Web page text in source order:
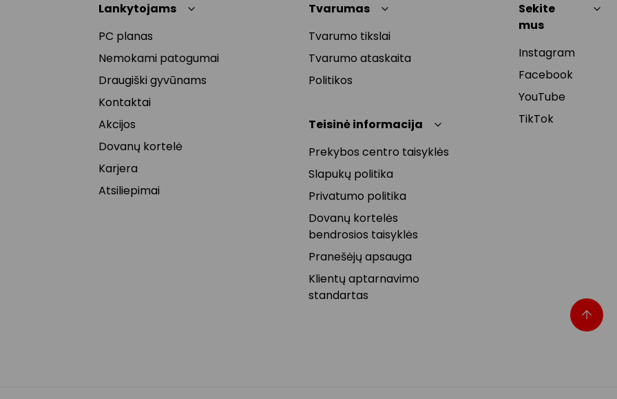
Lankytojams
PC planas
Nemokami patogumai
Draugiški gyvūnams
Kontaktai
Akcijos
Dovanų kortelė
Karjera
Atsiliepimai
Tvarumas
Tvarumo tikslai
Tvarumo ataskaita
Politikos
Teisinė informacija
Prekybos centro taisyklės
Slapukų politika
Privatumo politika
Dovanų kortelės
bendrosios taisyklės
Pranešėjų apsauga
Klientų aptarnavimo
standartas
Sekite
mus
Instagram
Facebook
YouTube
TikTok